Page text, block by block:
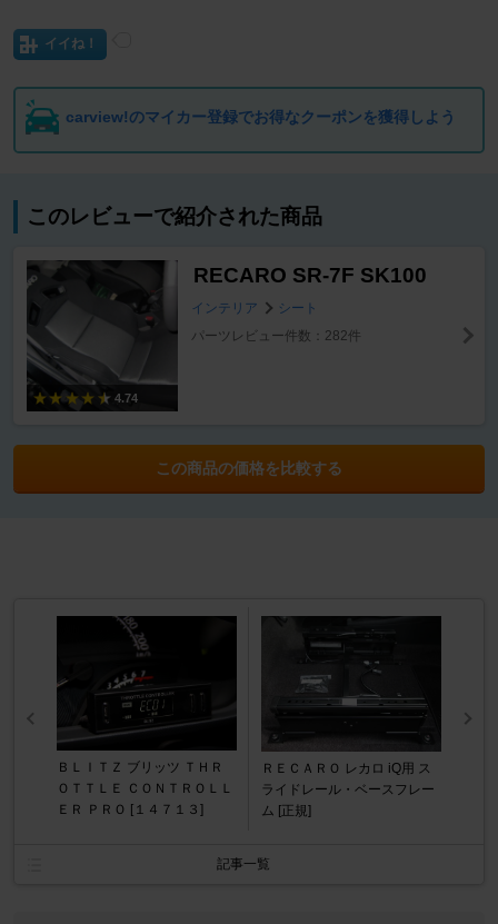
イイね！
carview!のマイカー登録でお得なクーポンを獲得しよう
このレビューで紹介された商品
4.74
RECARO SR-7F SK100
インテリア
シート
パーツレビュー件数：282件
この商品の価格を比較する
ＢＬＩＴＺ ブリッツ ＴＨＲ
ＯＴＴＬＥ ＣＯＮＴＲＯＬＬ
ＥＲ ＰＲＯ [１４７１３]
ＲＥＣＡＲＯ レカロ iQ用 ス
ライドレール・ベースフレー
ム [正規]
記事一覧